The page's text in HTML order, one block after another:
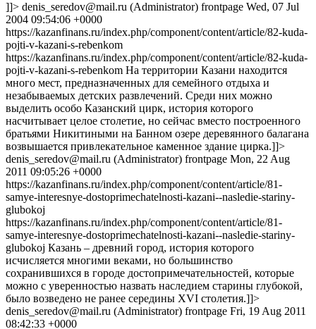
]]> denis_seredov@mail.ru (Administrator) frontpage Wed, 07 Jul
2004 09:54:06 +0000
https://kazanfinans.ru/index.php/component/content/article/82-kuda-
pojti-v-kazani-s-rebenkom
https://kazanfinans.ru/index.php/component/content/article/82-kuda-
pojti-v-kazani-s-rebenkom На территории Казани находится
много мест, предназначенных для семейного отдыха и
незабываемых детских развлечений. Среди них можно
выделить особо Казанский цирк, история которого
насчитывает целое столетие, но сейчас вместо построенного
братьями Никитиными на Банном озере деревянного балагана
возвышается привлекательное каменное здание цирка.]]>
denis_seredov@mail.ru (Administrator) frontpage Mon, 22 Aug
2011 09:05:26 +0000
https://kazanfinans.ru/index.php/component/content/article/81-
samye-interesnye-dostoprimechatelnosti-kazani--nasledie-stariny-
glubokoj
https://kazanfinans.ru/index.php/component/content/article/81-
samye-interesnye-dostoprimechatelnosti-kazani--nasledie-stariny-
glubokoj Казань – древний город, история которого
исчисляется многими веками, но большинство
сохранившихся в городе достопримечательностей, которые
можно с уверенностью назвать наследием старины глубокой,
было возведено не ранее середины XVI столетия.]]>
denis_seredov@mail.ru (Administrator) frontpage Fri, 19 Aug 2011
08:42:33 +0000